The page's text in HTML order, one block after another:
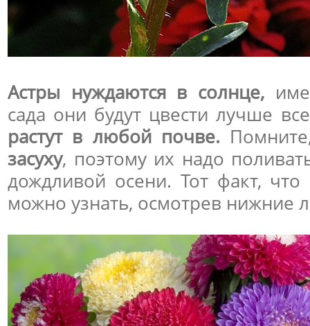
Астры нуждаются в солнце,
сада они будут цвести лучше
растут в любой почве.
засуху, поэтому их надо
дождливой осени. Тот факт,
можно узнать, осмотрев нижние